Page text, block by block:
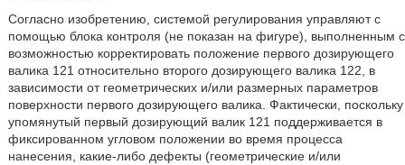
Согласно изобретению, системой регулирования управляют с
помощью блока контроля (не показан на фигуре), выполненным с
возможностью корректировать положение первого дозирующего
валика 121 относительно второго дозирующего валика 122, в
зависимости от геометрических и/или размерных параметров
поверхности первого дозирующего валика. Фактически, поскольку
упомянутый первый дозирующий валик 121 поддерживается в
фиксированном угловом положении во время процесса
нанесения, какие-либо дефекты (геометрические и/или